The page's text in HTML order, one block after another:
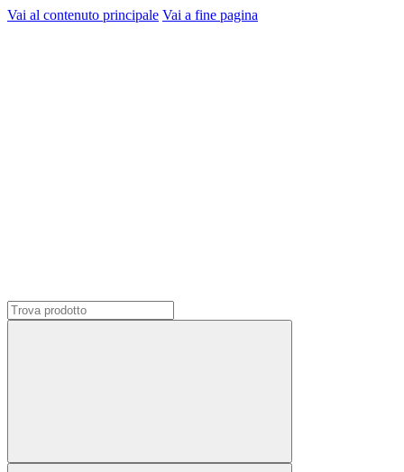
Vai al contenuto principale Vai a fine pagina